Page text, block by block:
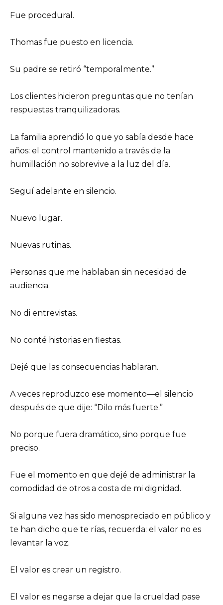
Fue procedural.
Thomas fue puesto en licencia.
Su padre se retiró “temporalmente.”
Los clientes hicieron preguntas que no tenían
respuestas tranquilizadoras.
La familia aprendió lo que yo sabía desde hace
años: el control mantenido a través de la
humillación no sobrevive a la luz del día.
Seguí adelante en silencio.
Nuevo lugar.
Nuevas rutinas.
Personas que me hablaban sin necesidad de
audiencia.
No di entrevistas.
No conté historias en fiestas.
Dejé que las consecuencias hablaran.
A veces reproduzco ese momento—el silencio
después de que dije: “Dilo más fuerte.”
No porque fuera dramático, sino porque fue
preciso.
Fue el momento en que dejé de administrar la
comodidad de otros a costa de mi dignidad.
Si alguna vez has sido menospreciado en público y
te han dicho que te rías, recuerda: el valor no es
levantar la voz.
El valor es crear un registro.
El valor es negarse a dejar que la crueldad pase